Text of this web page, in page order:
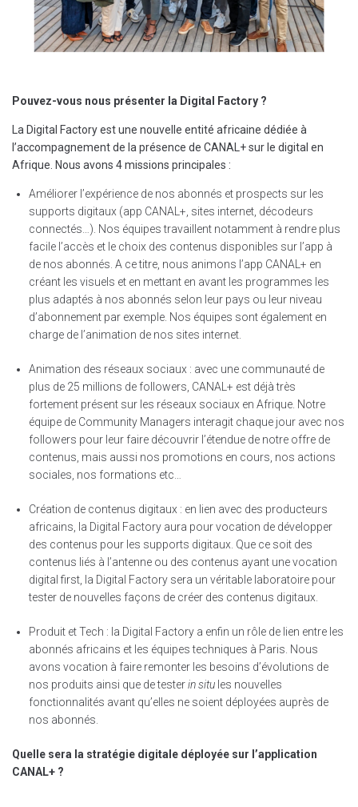
Pouvez-vous nous présenter la Digital Factory ?
La Digital Factory est une nouvelle entité africaine dédiée à
l’accompagnement de la présence de CANAL+ sur le digital en
Afrique. Nous avons 4 missions principales :
Améliorer l’expérience de nos abonnés et prospects sur les
supports digitaux (app CANAL+, sites internet, décodeurs
connectés…). Nos équipes travaillent notamment à rendre plus
facile l’accès et le choix des contenus disponibles sur l’app à
de nos abonnés. A ce titre, nous animons l’app CANAL+ en
créant les visuels et en mettant en avant les programmes les
plus adaptés à nos abonnés selon leur pays ou leur niveau
d’abonnement par exemple. Nos équipes sont également en
charge de l’animation de nos sites internet.
Animation des réseaux sociaux : avec une communauté de
plus de 25 millions de followers, CANAL+ est déjà très
fortement présent sur les réseaux sociaux en Afrique. Notre
équipe de Community Managers interagit chaque jour avec nos
followers pour leur faire découvrir l’étendue de notre offre de
contenus, mais aussi nos promotions en cours, nos actions
sociales, nos formations etc…
Création de contenus digitaux : en lien avec des producteurs
africains, la Digital Factory aura pour vocation de développer
des contenus pour les supports digitaux. Que ce soit des
contenus liés à l’antenne ou des contenus ayant une vocation
digital first, la Digital Factory sera un véritable laboratoire pour
tester de nouvelles façons de créer des contenus digitaux.
Produit et Tech : la Digital Factory a enfin un rôle de lien entre les
abonnés africains et les équipes techniques à Paris. Nous
avons vocation à faire remonter les besoins d’évolutions de
nos produits ainsi que de testerin situ les nouvelles
fonctionnalités avant qu’elles ne soient déployées auprès de
nos abonnés.
Quelle sera la stratégie digitale déployée sur l’application
CANAL+ ?